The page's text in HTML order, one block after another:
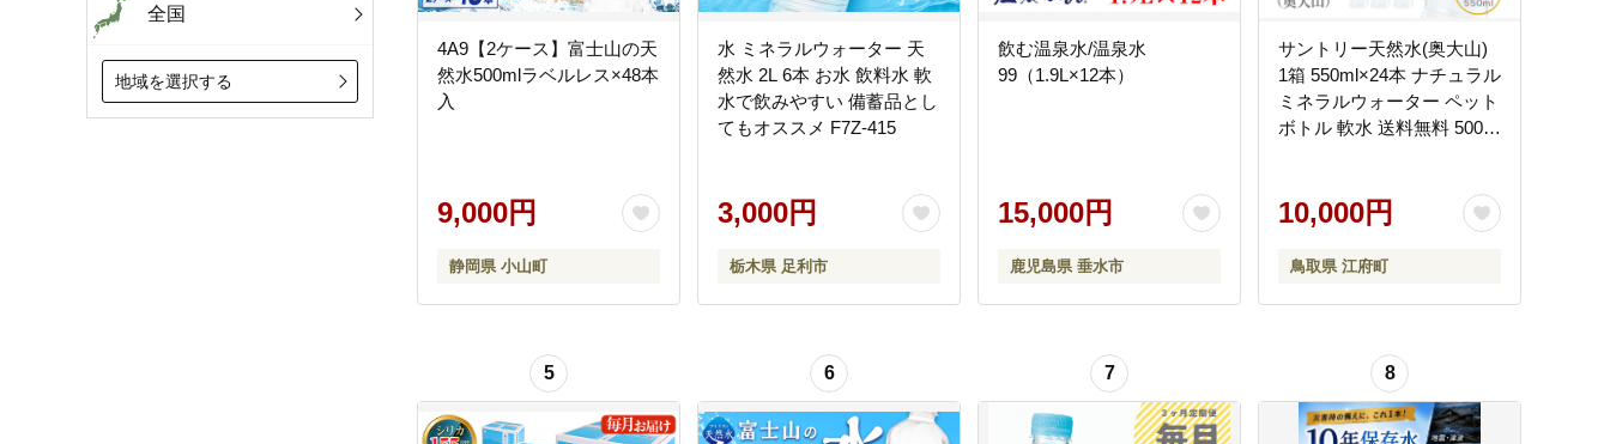
全国
地域を選択する
4A9【2ケース】富士山の天
然水500mlラベルレス×48本
入
9,000円
静岡県 小山町
水 ミネラルウォーター 天
然水 2L 6本 お水 飲料水 軟
水で飲みやすい 備蓄品とし
てもオススメ F7Z-415
3,000円
栃木県 足利市
飲む温泉水/温泉水
99（1.9L×12本）
15,000円
鹿児島県 垂水市
サントリー天然水(奥大山)
1箱 550ml×24本 ナチュラル
ミネラルウォーター ペット
ボトル 軟水 送料無料 500ミ
10,000円
鳥取県 江府町
5 6 7 8